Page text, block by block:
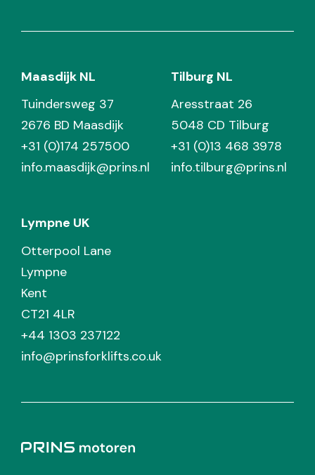
Maasdijk NL
Tuindersweg 37
2676 BD Maasdijk
+31 (0)174 257500
info.maasdijk@prins.nl
Tilburg NL
Aresstraat 26
5048 CD Tilburg
+31 (0)13 468 3978
info.tilburg@prins.nl
Lympne UK
Otterpool Lane
Lympne
Kent
CT21 4LR
+44 1303 237122
info@prinsforklifts.co.uk